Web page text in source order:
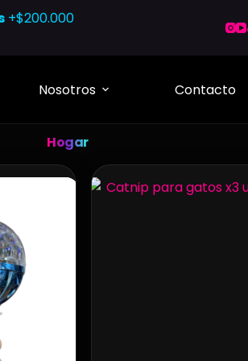
+$200.000
Nosotros Contacto
Hogar